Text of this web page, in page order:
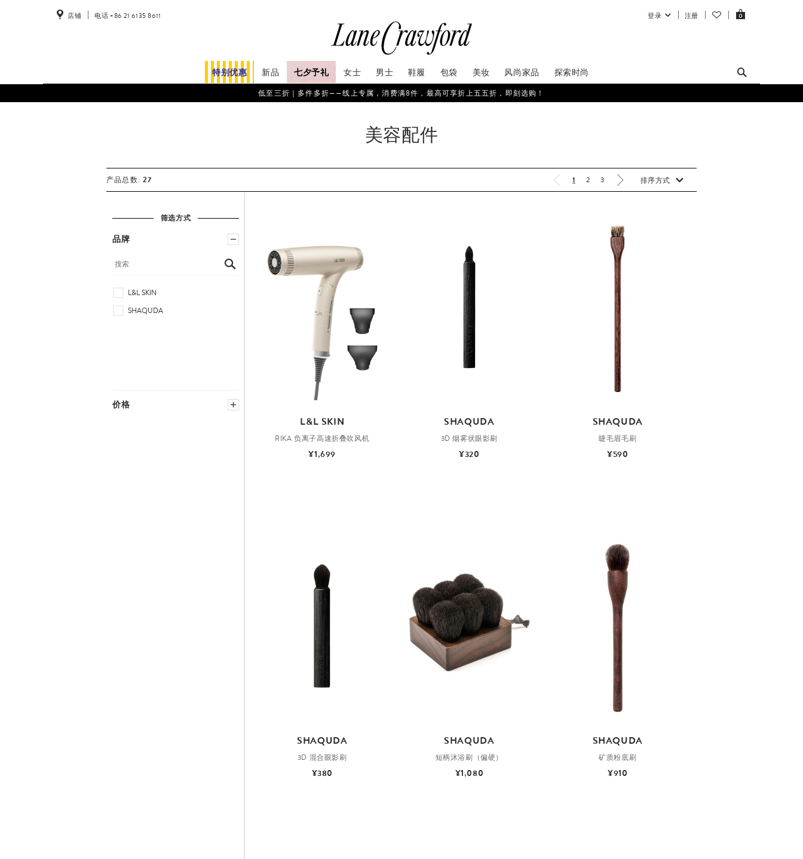
登录 注册 0
店铺 电话 +86 21 6135 8611
特别优惠 新品 七夕予礼 女士 男士 鞋履 包袋 美妆 风尚家品 探索时尚
低至三折｜多件多折——线上专属，消费满8件，最高可享折上五五折，即刻选购！
美容配件
产品总数:27 1 2 3 排序方式
筛选方式
品牌
L&L SKIN
SHAQUDA
价格
L&L SKIN
RIKA 负离子高速折叠吹风机
¥1,699
SHAQUDA
3D 烟雾状眼影刷
¥320
SHAQUDA
睫毛眉毛刷
¥590
SHAQUDA
3D 混合眼影刷
¥380
SHAQUDA
短柄沐浴刷（偏硬）
¥1,080
SHAQUDA
矿质粉底刷
¥910